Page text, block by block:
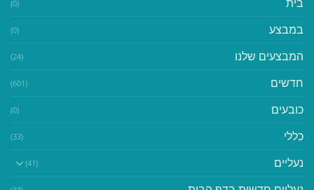
(0)
במבצע (0)
המבצעים שלנו (24)
חדשים (601)
כובעים (0)
כללי (33)
נעליים (41)